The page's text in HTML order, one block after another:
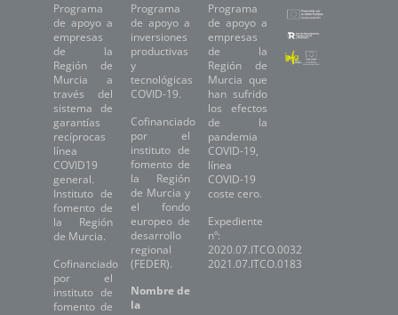
Programa
de apoyo a
empresas
de la
Región de
Murcia a
través del
sistema de
garantías
recíprocas
línea
COVID19
general.
Instituto de
fomento de
la Región
de Murcia.
Cofinanciado
por el
instituto de
fomento de
Programa
de apoyo a
inversiones
productivas
y
tecnológicas
COVID-19.
Cofinanciado
por el
instituto de
fomento de
la Región
de Murcia y
el fondo
europeo de
desarrollo
regional
(FEDER).
Nombre de
la
Programa
de apoyo a
empresas
de la
Región de
Murcia que
han sufrido
los efectos
de la
pandemia
COVID-19,
línea
COVID-19
coste cero.
Expediente
nº:
2020.07.ITCO.0032
2021.07.ITCO.0183